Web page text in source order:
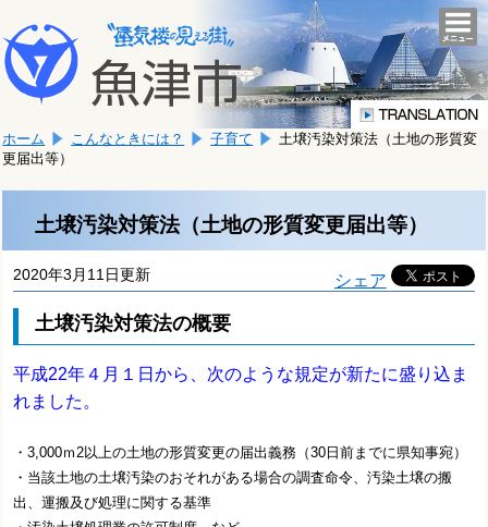
文
へ
移
ま
す。
こ
か
文
で
す。
ホーム こんなときには？ 子育て
土壌汚染対策法（土地の形質変
更届出等）
土壌汚染対策法（土地の形質変更届出等）
シェア
2020年3月11日更新
土壌汚染対策法の概要
平成22年４月１日から、次のような規定が新たに盛り込ま
れました。
・3,000ｍ2以上の土地の形質変更の届出義務（30日前までに県知事宛）
・当該土地の土壌汚染のおそれがある場合の調査命令、汚染土壌の搬
出、運搬及び処理に関する基準